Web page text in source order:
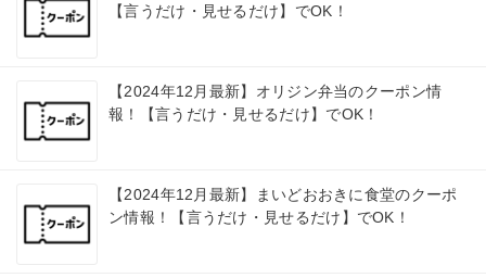
【言うだけ・見せるだけ】でOK！
【2024年12月最新】オリジン弁当のクーポン情
報！【言うだけ・見せるだけ】でOK！
【2024年12月最新】まいどおおきに食堂のクーポ
ン情報！【言うだけ・見せるだけ】でOK！